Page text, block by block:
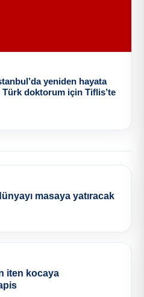
yeniden hayata
Türk doktorum için Tiflis’te
masaya yatıracak
iten kocaya